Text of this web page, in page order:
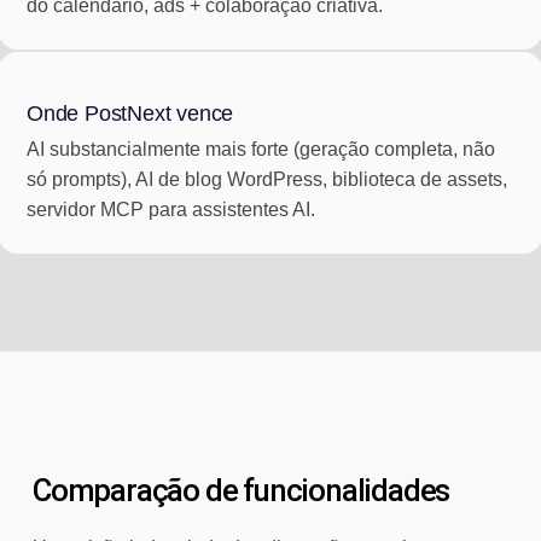
do calendário, ads + colaboração criativa.
Onde PostNext vence
AI substancialmente mais forte (geração completa, não
só prompts), AI de blog WordPress, biblioteca de assets,
servidor MCP para assistentes AI.
Comparação de funcionalidades